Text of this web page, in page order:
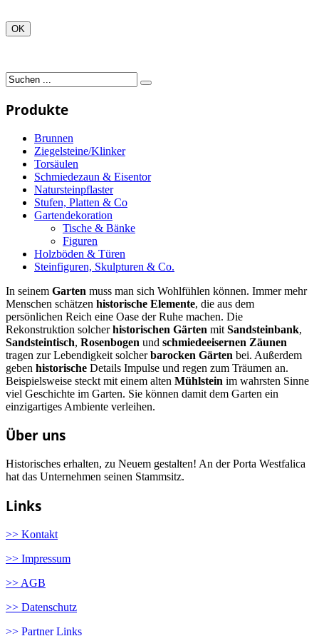
OK
Produkte
Brunnen
Ziegelsteine/Klinker
Torsäulen
Schmiedezaun & Eisentor
Natursteinpflaster
Stufen, Platten & Co
Gartendekoration
Tische & Bänke
Figuren
Holzböden & Türen
Steinfiguren, Skulpturen & Co.
In seinem Garten muss man sich Wohlfühlen können. Immer mehr
Menschen schätzen historische Elemente, die aus dem
persönlichen Reich eine Oase der Ruhe machen. Die
Rekonstruktion solcherhistorischen Gärten mit Sandsteinbank,
Sandsteintisch, Rosenbogen und schmiedeeisernen Zäunen
tragen zur Lebendigkeit solcherbarocken Gärten bei. Außerdem
geben historische Details Impulse und regen zum Träumen an.
Beispielsweise steckt mit einem alten Mühlstein im wahrsten Sinne
viel Geschichte im Garten. Sie können damit dem Garten ein
einzigartiges Ambiente verleihen.
Über uns
Historisches erhalten, zu Neuem gestalten! An der Porta Westfalica
hat das Unternehmen seinen Stammsitz.
Links
>> Kontakt
>> Impressum
>> AGB
>> Datenschutz
>> Partner Links